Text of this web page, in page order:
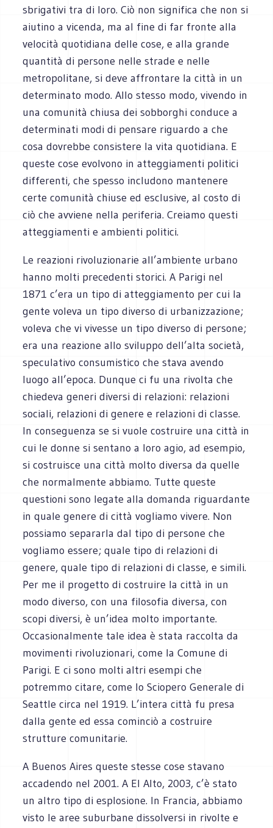
sbrigativi tra di loro. Ciò non significa che non si
aiutino a vicenda, ma al fine di far fronte alla
velocità quotidiana delle cose, e alla grande
quantità di persone nelle strade e nelle
metropolitane, si deve affrontare la città in un
determinato modo. Allo stesso modo, vivendo in
una comunità chiusa dei sobborghi conduce a
determinati modi di pensare riguardo a che
cosa dovrebbe consistere la vita quotidiana. E
queste cose evolvono in atteggiamenti politici
differenti, che spesso includono mantenere
certe comunità chiuse ed esclusive, al costo di
ciò che avviene nella periferia. Creiamo questi
atteggiamenti e ambienti politici.
Le reazioni rivoluzionarie all’ambiente urbano
hanno molti precedenti storici. A Parigi nel
1871 c’era un tipo di atteggiamento per cui la
gente voleva un tipo diverso di urbanizzazione;
voleva che vi vivesse un tipo diverso di persone;
era una reazione allo sviluppo dell’alta società,
speculativo consumistico che stava avendo
luogo all’epoca. Dunque ci fu una rivolta che
chiedeva generi diversi di relazioni: relazioni
sociali, relazioni di genere e relazioni di classe.
In conseguenza se si vuole costruire una città in
cui le donne si sentano a loro agio, ad esempio,
si costruisce una città molto diversa da quelle
che normalmente abbiamo. Tutte queste
questioni sono legate alla domanda riguardante
in quale genere di città vogliamo vivere. Non
possiamo separarla dal tipo di persone che
vogliamo essere; quale tipo di relazioni di
genere, quale tipo di relazioni di classe, e simili.
Per me il progetto di costruire la città in un
modo diverso, con una filosofia diversa, con
scopi diversi, è un’idea molto importante.
Occasionalmente tale idea è stata raccolta da
movimenti rivoluzionari, come la Comune di
Parigi. E ci sono molti altri esempi che
potremmo citare, come lo Sciopero Generale di
Seattle circa nel 1919. L’intera città fu presa
dalla gente ed essa cominciò a costruire
strutture comunitarie.
A Buenos Aires queste stesse cose stavano
accadendo nel 2001. A El Alto, 2003, c’è stato
un altro tipo di esplosione. In Francia, abbiamo
visto le aree suburbane dissolversi in rivolte e